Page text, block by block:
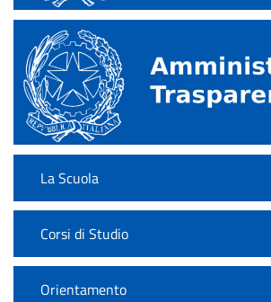
La Scuola
Corsi di Studio
Orientamento